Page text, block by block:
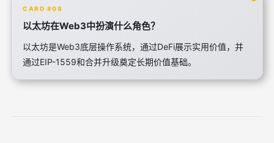
CARD #08
以太坊在Web3中扮演什么角色？
以太坊是Web3底层操作系统，通过DeFi展示实用价值，并
通过EIP-1559和合并升级奠定长期价值基础。